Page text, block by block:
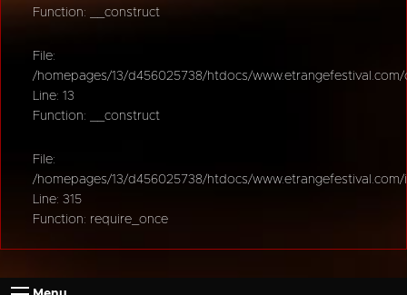
Function: __construct
File:
/homepages/13/d456025738/htdocs/
Line: 13
Function: __construct
File:
/homepages/13/d456025738/htdocs/
Line: 315
Function: require_once